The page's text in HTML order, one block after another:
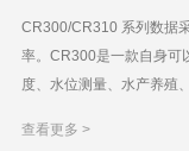
CR300/CR310 系列数据
率。CR300是一款自身
度、水位测量、水产养
塑料外壳中，一个集成的
查看更多 >